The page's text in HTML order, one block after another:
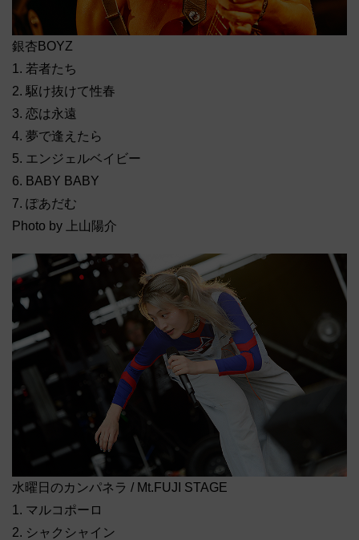
銀杏BOYZ
1. 若者たち
2. 駆け抜けて性春
3. 恋は永遠
4. 夢で逢えたら
5. エンジェルベイビー
6. BABY BABY
7. ぽあだむ
Photo by 上山陽介
水曜日のカンパネラ / Mt.FUJI STAGE
1. マルコポーロ
2. シャクシャイン